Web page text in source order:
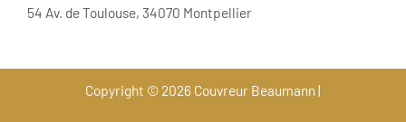
54 Av. de Toulouse, 34070 Montpellier
Copyright © 2026 Couvreur Beaumann |